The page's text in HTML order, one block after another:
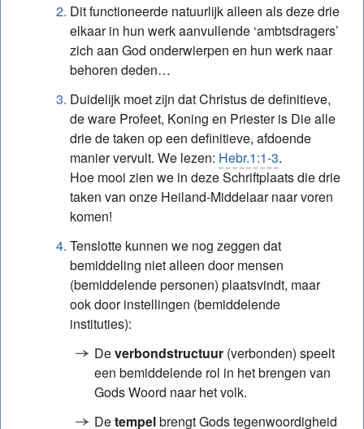
Dit functioneerde natuurlijk alleen als deze drie
elkaar in hun werk aanvullende ‘ambtsdragers’
zich aan God onderwierpen en hun werk naar
behoren deden…
Duidelijk moet zijn dat Christus de definitieve,
de ware Profeet, Koning en Priester is Die alle
drie de taken op een definitieve, afdoende
manier vervult. We lezen: Hebr.1:1-3.
Hoe mooi zien we in deze Schriftplaats die drie
taken van onze Heiland-Middelaar naar voren
komen!
Tenslotte kunnen we nog zeggen dat
bemiddeling niet alleen door mensen
(bemiddelende personen) plaatsvindt, maar
ook door instellingen (bemiddelende
instituties):
Deverbondstructuur (verbonden) speelt
een bemiddelende rol in het brengen van
Gods Woord naar het volk.
Detempelbrengt Gods tegenwoordigheid